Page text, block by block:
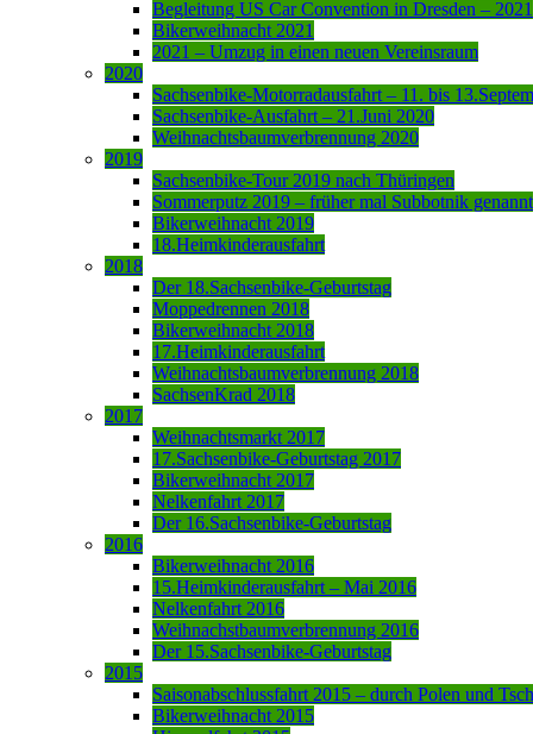
Begleitung US Car Convention in Dresden – 2021
Bikerweihnacht 2021
2021 – Umzug in einen neuen Vereinsraum
2020
Sachsenbike-Motorradausfahrt – 11. bis
Sachsenbike-Ausfahrt – 21.Juni 2020
Weihnachtsbaumverbrennung 2020
2019
Sachsenbike-Tour 2019 nach Thüringen
Sommerputz 2019 – früher mal Subbotnik genannt
Bikerweihnacht 2019
18.Heimkinderausfahrt
2018
Der 18.Sachsenbike-Geburtstag
Moppedrennen 2018
Bikerweihnacht 2018
17.Heimkinderausfahrt
Weihnachtsbaumverbrennung 2018
SachsenKrad 2018
2017
Weihnachtsmarkt 2017
17.Sachsenbike-Geburtstag 2017
Bikerweihnacht 2017
Nelkenfahrt 2017
Der 16.Sachsenbike-Geburtstag
2016
Bikerweihnacht 2016
15.Heimkinderausfahrt – Mai 2016
Nelkenfahrt 2016
Weihnachstbaumverbrennung 2016
Der 15.Sachsenbike-Geburtstag
2015
Saisonabschlussfahrt 2015 – durch Polen und
Bikerweihnacht 2015